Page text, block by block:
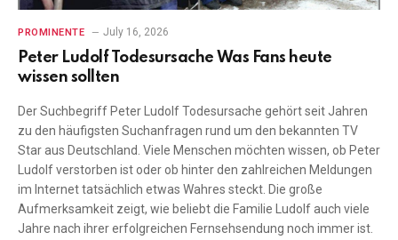
PROMINENTE July 16, 2026
Peter Ludolf Todesursache Was Fans heute
wissen sollten
Der Suchbegriff Peter Ludolf Todesursache gehört seit Jahren
zu den häufigsten Suchanfragen rund um den bekannten TV
Star aus Deutschland. Viele Menschen möchten wissen, ob Peter
Ludolf verstorben ist oder ob hinter den zahlreichen Meldungen
im Internet tatsächlich etwas Wahres steckt. Die große
Aufmerksamkeit zeigt, wie beliebt die Familie Ludolf auch viele
Jahre nach ihrer erfolgreichen Fernsehsendung noch immer ist.